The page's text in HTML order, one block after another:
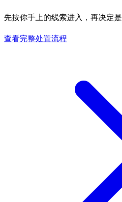
先按你手上的线索进入，再决定
查看完整处置流程